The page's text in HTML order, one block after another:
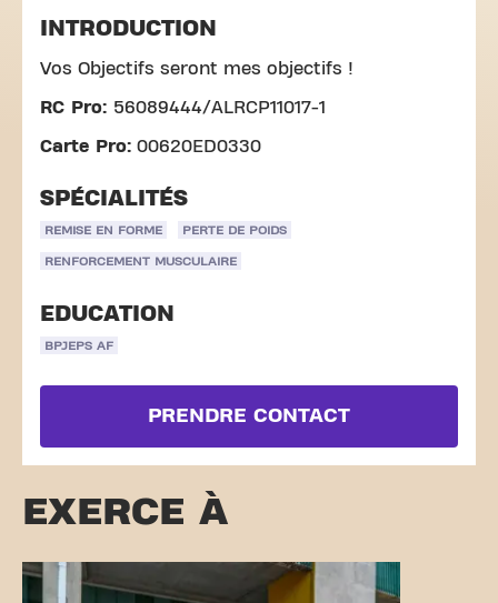
INTRODUCTION
Vos Objectifs seront mes objectifs !
RC Pro: 56089444/ALRCP11017-1
Carte Pro: 00620ED0330
SPÉCIALITÉS
REMISE EN FORME PERTE DE POIDS
RENFORCEMENT MUSCULAIRE
EDUCATION
BPJEPS AF
PRENDRE CONTACT
EXERCE À